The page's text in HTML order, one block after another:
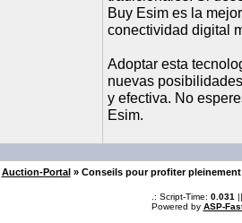
Buy Esim es la
conectividad digital
Adoptar esta
nuevas
y efectiva. No
Esim.
Auction-Portal» Conseils pour profiter pleinement
.: Script-Time: 0.031
Powered by ASP-